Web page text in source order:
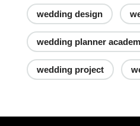
wedding design
wedding planner
wedding project